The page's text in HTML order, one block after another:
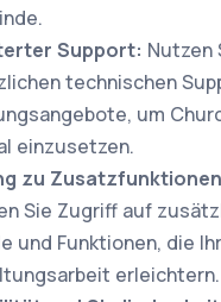
Support: Nutzen
technischen
um
einzusetzen.
zu
Sie Zugriff auf
und Funktionen, die
erleichtern.